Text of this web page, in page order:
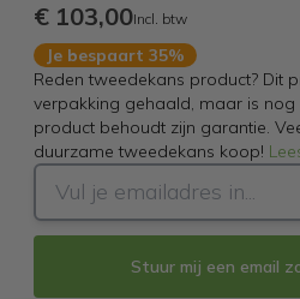
€ 103,00Incl. btw
Je bespaart 35%
Reden tweedekans product? Dit
verpakking gehaald, maar is nog
product behoudt zijn garantie.
duurzame tweedekans koop!
Stuur mij een email